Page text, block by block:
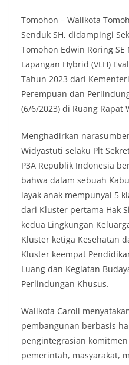
Tomohon – Walikota
Senduk SH, didampingi
Tomohon Edwin Roring
Lapangan Hybrid (VLH)
Tahun 2023 dari
Perempuan dan
(6/6/2023) di Ruang Rapat
Menghadirkan
Widyastuti selaku Plt
P3A Republik Indonesia
bahwa dalam sebuah
layak anak mempunyai 5
dari Kluster pertama Hak
kedua Lingkungan
Kluster ketiga Kesehatan
Kluster keempat
Luang dan Kegiatan
Perlindungan Khusus.
Walikota Caroll
pembangunan berbasis
pengintegrasian
pemerintah, masyarakat,